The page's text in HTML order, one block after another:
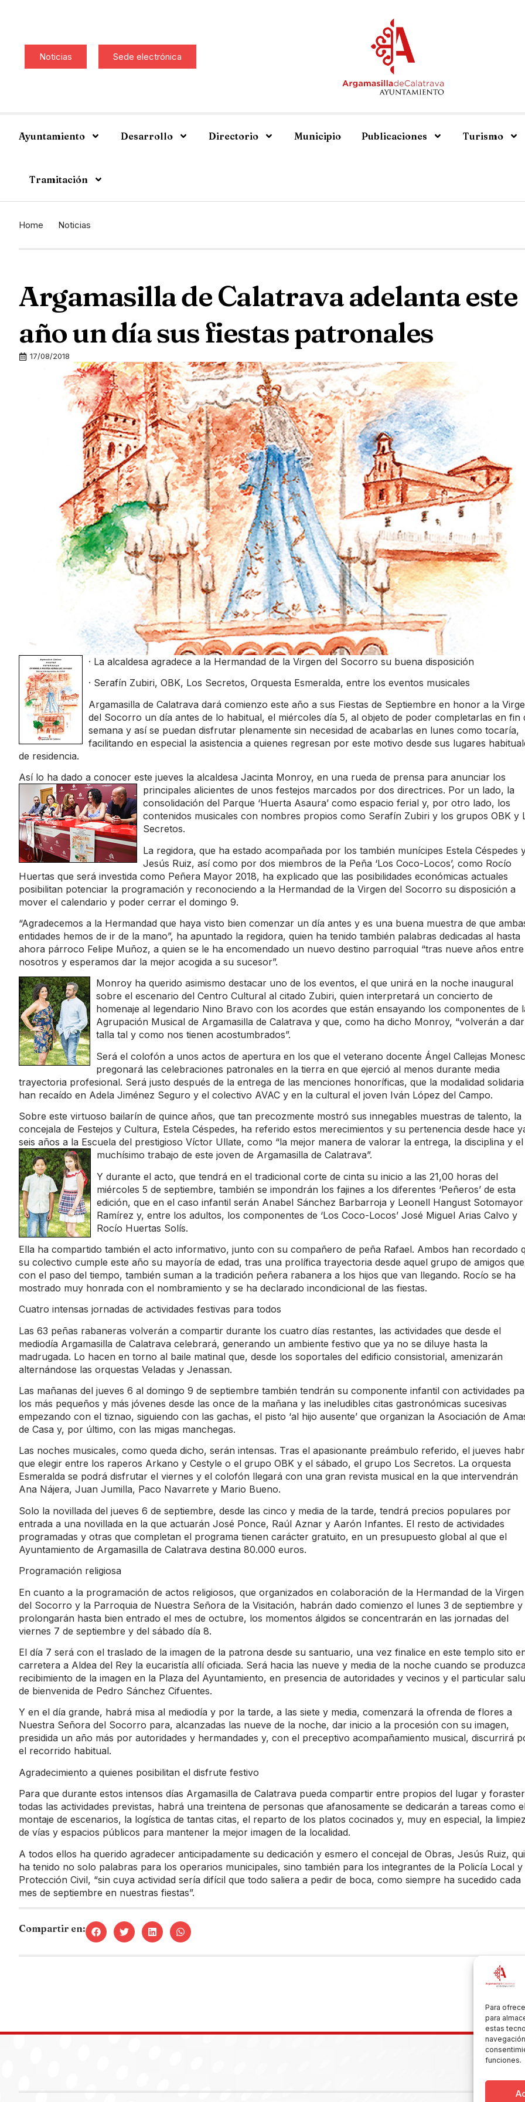
Para
para
estas
funciones.
Noticias Sede electrónica
Ayuntamiento Desarrollo Directorio Municipio Publicaciones Turismo
Tramitación
Home Noticias
Argamasilla de Calatrava adelanta este
año un día sus fiestas patronales
17/08/2018
· La alcaldesa agradece a la Hermandad de la Virgen del Socorro su buena disposición
· Serafín Zubiri, OBK, Los Secretos, Orquesta Esmeralda, entre los eventos musicales
Argamasilla de Calatrava dará comienzo este año a sus Fiestas de Septiembre en honor a la
del Socorro un día antes de lo habitual, el miércoles día 5, al objeto de poder completarlas en fin
semana y así se puedan disfrutar plenamente sin necesidad de acabarlas en lunes como tocaría,
facilitando en especial la asistencia a quienes regresan por este motivo desde sus lugares
de residencia.
Así lo ha dado a conocer este jueves la alcaldesa Jacinta Monroy, en una rueda de prensa para anunciar los
principales alicientes de unos festejos marcados por dos directrices. Por un lado, la
consolidación del Parque ‘Huerta Asaura’ como espacio ferial y, por otro lado, los
contenidos musicales con nombres propios como Serafín Zubiri y los grupos OBK y
Secretos.
La regidora, que ha estado acompañada por los también munícipes Estela Céspedes
Jesús Ruiz, así como por dos miembros de la Peña ‘Los Coco-Locos’, como Rocío
Huertas que será investida como Peñera Mayor 2018, ha explicado que las posibilidades económicas actuales
posibilitan potenciar la programación y reconociendo a la Hermandad de la Virgen del Socorro su disposición a
mover el calendario y poder cerrar el domingo 9.
“Agradecemos a la Hermandad que haya visto bien comenzar un día antes y es una buena muestra de que
entidades hemos de ir de la mano”, ha apuntado la regidora, quien ha tenido también palabras dedicadas al hasta
ahora párroco Felipe Muñoz, a quien se le ha encomendado un nuevo destino parroquial “tras nueve años entre
nosotros y esperamos dar la mejor acogida a su sucesor”.
Monroy ha querido asimismo destacar uno de los eventos, el que unirá en la noche inaugural
sobre el escenario del Centro Cultural al citado Zubiri, quien interpretará un concierto de
homenaje al legendario Nino Bravo con los acordes que están ensayando los componentes de
Agrupación Musical de Argamasilla de Calatrava y que, como ha dicho Monroy, “volverán a
talla tal y como nos tienen acostumbrados”.
Será el colofón a unos actos de apertura en los que el veterano docente Ángel Callejas
pregonará las celebraciones patronales en la tierra en que ejerció al menos durante media
trayectoria profesional. Será justo después de la entrega de las menciones honoríficas, que la modalidad solidaria
han recaído en Adela Jiménez Seguro y el colectivo AVAC y en la cultural el joven Iván López del Campo.
Sobre este virtuoso bailarín de quince años, que tan precozmente mostró sus innegables muestras de talento, la
concejala de Festejos y Cultura, Estela Céspedes, ha referido estos merecimientos y su pertenencia desde hace
seis años a la Escuela del prestigioso Víctor Ullate, como “la mejor manera de valorar la entrega, la disciplina y el
muchísimo trabajo de este joven de Argamasilla de Calatrava”.
Y durante el acto, que tendrá en el tradicional corte de cinta su inicio a las 21,00 horas del
miércoles 5 de septiembre, también se impondrán los fajines a los diferentes ‘Peñeros’ de esta
edición, que en el caso infantil serán Anabel Sánchez Barbarroja y Leonell Hangust Sotomayor
Ramírez y, entre los adultos, los componentes de ‘Los Coco-Locos’ José Miguel Arias Calvo y
Rocío Huertas Solís.
Ella ha compartido también el acto informativo, junto con su compañero de peña Rafael. Ambos han recordado
su colectivo cumple este año su mayoría de edad, tras una prolífica trayectoria desde aquel grupo de amigos
con el paso del tiempo, también suman a la tradición peñera rabanera a los hijos que van llegando. Rocío se ha
mostrado muy honrada con el nombramiento y se ha declarado incondicional de las fiestas.
Cuatro intensas jornadas de actividades festivas para todos
Las 63 peñas rabaneras volverán a compartir durante los cuatro días restantes, las actividades que desde el
mediodía Argamasilla de Calatrava celebrará, generando un ambiente festivo que ya no se diluye hasta la
madrugada. Lo hacen en torno al baile matinal que, desde los soportales del edificio consistorial, amenizarán
alternándose las orquestas Veladas y Jenassan.
Las mañanas del jueves 6 al domingo 9 de septiembre también tendrán su componente infantil con actividades
los más pequeños y más jóvenes desde las once de la mañana y las ineludibles citas gastronómicas sucesivas
empezando con el tiznao, siguiendo con las gachas, el pisto ‘al hijo ausente’ que organizan la Asociación de
de Casa y, por último, con las migas manchegas.
Las noches musicales, como queda dicho, serán intensas. Tras el apasionante preámbulo referido, el jueves
que elegir entre los raperos Arkano y Cestyle o el grupo OBK y el sábado, el grupo Los Secretos. La orquesta
Esmeralda se podrá disfrutar el viernes y el colofón llegará con una gran revista musical en la que intervendrán
Ana Nájera, Juan Jumilla, Paco Navarrete y Mario Bueno.
Solo la novillada del jueves 6 de septiembre, desde las cinco y media de la tarde, tendrá precios populares por
entrada a una novillada en la que actuarán José Ponce, Raúl Aznar y Aarón Infantes. El resto de actividades
programadas y otras que completan el programa tienen carácter gratuito, en un presupuesto global al que el
Ayuntamiento de Argamasilla de Calatrava destina 80.000 euros.
Programación religiosa
En cuanto a la programación de actos religiosos, que organizados en colaboración de la Hermandad de la Virgen
del Socorro y la Parroquia de Nuestra Señora de la Visitación, habrán dado comienzo el lunes 3 de septiembre y
prolongarán hasta bien entrado el mes de octubre, los momentos álgidos se concentrarán en las jornadas del
viernes 7 de septiembre y del sábado día 8.
El día 7 será con el traslado de la imagen de la patrona desde su santuario, una vez finalice en este templo sito
carretera a Aldea del Rey la eucaristía allí oficiada. Será hacia las nueve y media de la noche cuando se
recibimiento de la imagen en la Plaza del Ayuntamiento, en presencia de autoridades y vecinos y el particular
de bienvenida de Pedro Sánchez Cifuentes.
Y en el día grande, habrá misa al mediodía y por la tarde, a las siete y media, comenzará la ofrenda de flores a
Nuestra Señora del Socorro para, alcanzadas las nueve de la noche, dar inicio a la procesión con su imagen,
presidida un año más por autoridades y hermandades y, con el preceptivo acompañamiento musical, discurrirá
el recorrido habitual.
Agradecimiento a quienes posibilitan el disfrute festivo
Para que durante estos intensos días Argamasilla de Calatrava pueda compartir entre propios del lugar y
todas las actividades previstas, habrá una treintena de personas que afanosamente se dedicarán a tareas como
montaje de escenarios, la logística de tantas citas, el reparto de los platos cocinados y, muy en especial, la
de vías y espacios públicos para mantener la mejor imagen de la localidad.
A todos ellos ha querido agradecer anticipadamente su dedicación y esmero el concejal de Obras, Jesús Ruiz,
ha tenido no solo palabras para los operarios municipales, sino también para los integrantes de la Policía Local y
Protección Civil, “sin cuya actividad sería difícil que todo saliera a pedir de boca, como siempre ha sucedido cada
mes de septiembre en nuestras fiestas”.
Compartir en: